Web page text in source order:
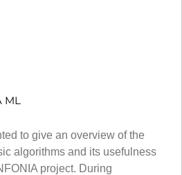
to give an overview of the
algorithms and its usefulness
project. During